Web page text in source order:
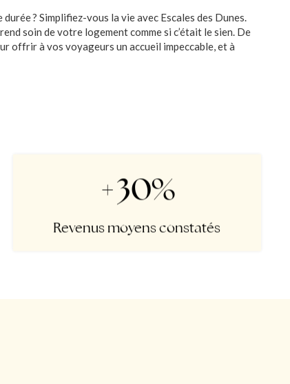
? Simplifiez-vous la vie avec Escales des Dunes.
soin de votre logement comme si c’était le sien. De
offrir à vos voyageurs un accueil impeccable, et à
+30%
Revenus moyens constatés